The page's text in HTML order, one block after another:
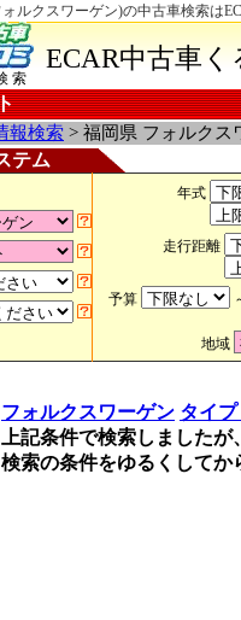
ルクスワーゲン)の中古車検索は
索
ECAR中古車
報検索 > 福岡県 フォルク
テム
年式
走行距離
予算
地域
フォルクスワーゲン タイ
上記条件で検索しました
検索の条件をゆるくして